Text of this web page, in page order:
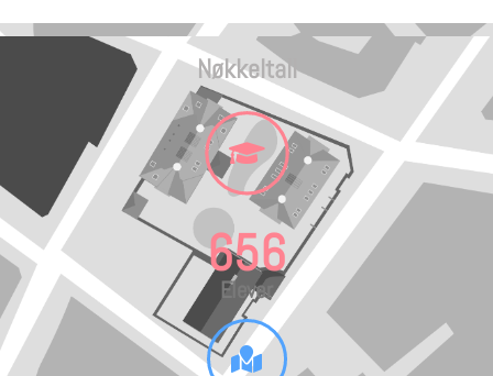
Nøkkeltall
Elever
656